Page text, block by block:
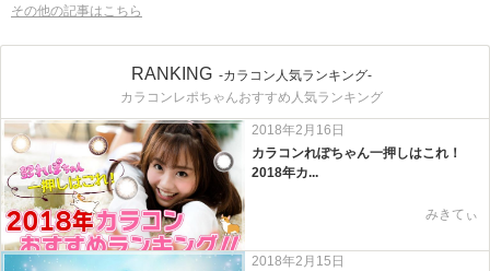
その他の記事はこちら
RANKING -カラコン人気ランキング-
カラコンレポちゃんおすすめ人気ランキング
2018年2月16日
カラコンれぽちゃん一押しはこれ！
2018年カ...
みきてぃ
2018年2月15日